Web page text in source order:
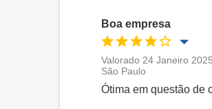
Boa empresa
Oportunidade de
Valorado 24 Janeiro
São Paulo
Ótima em questão de